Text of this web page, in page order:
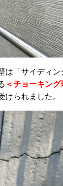
は「サイディ
＜チョーキング
けられました。